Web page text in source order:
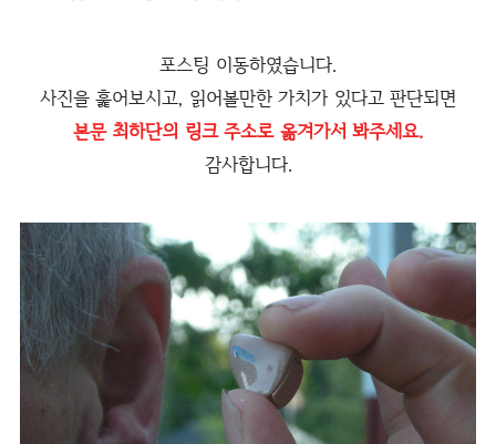
포스팅 이동하였습니다.
사진을 훑어보시고, 읽어볼만한 가치가 있다고 판단되면
본문 최하단의 링크 주소로 옮겨가서 봐주세요.
감사합니다.